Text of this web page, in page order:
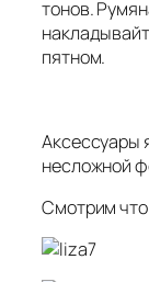
тонов.
пятном.
Аксессуары
несложной
Смотрим